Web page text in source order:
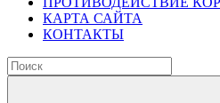
КАРТА САЙТА
КОНТАКТЫ